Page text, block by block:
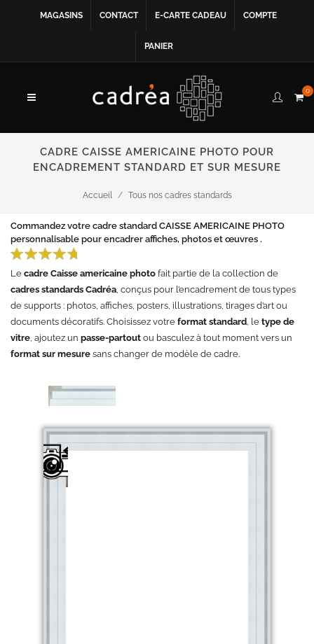
MAGASINS CONTACT E-CARTE CADEAU COMPTE
PANIER
0
CADRE CAISSE AMERICAINE PHOTO POUR
ENCADREMENT STANDARD ET SUR MESURE
Accueil Tous nos cadres standards
Commandez votre cadre standard CAISSE AMERICAINE PHOTO
personnalisable pour encadrer affiches, photos et œuvres .
Le cadre Caisse americaine photo fait partie de la collection de
cadres standards Cadréa , conçus pour l’encadrement de tous types
de supports : photos, affiches, posters, illustrations, tirages d’art ou
documents décoratifs. Choisissez votre format standard , le type de
vitre , ajoutez un passe-partout ou basculez à tout moment vers un
format sur mesure sans changer de modèle de cadre.
Votre
sujet
sera
ici